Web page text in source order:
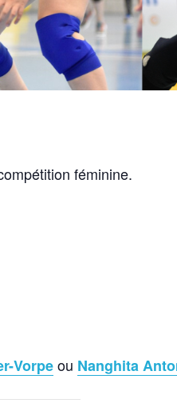
féminine.
Vorpeou Nanghita